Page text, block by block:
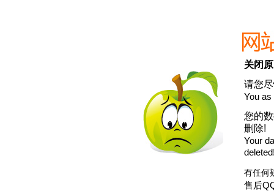
关闭
请您
You
您的
删除!
Your
有任何
售后